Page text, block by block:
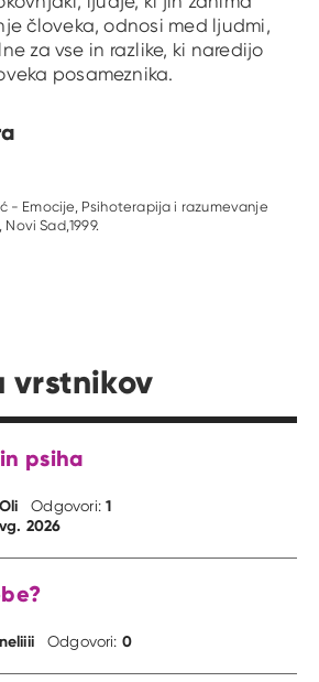
človeka, odnosi med ljudmi,
za vse in razlike, ki naredijo
posameznika.
- Emocije, Psihoterapija i razumevanje
Sad,1999.
vrstnikov
psiha
Oli Odgovori:1
2026
neliiii Odgovori: 0